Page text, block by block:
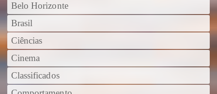
Belo Horizonte
Brasil
Ciências
Cinema
Classificados